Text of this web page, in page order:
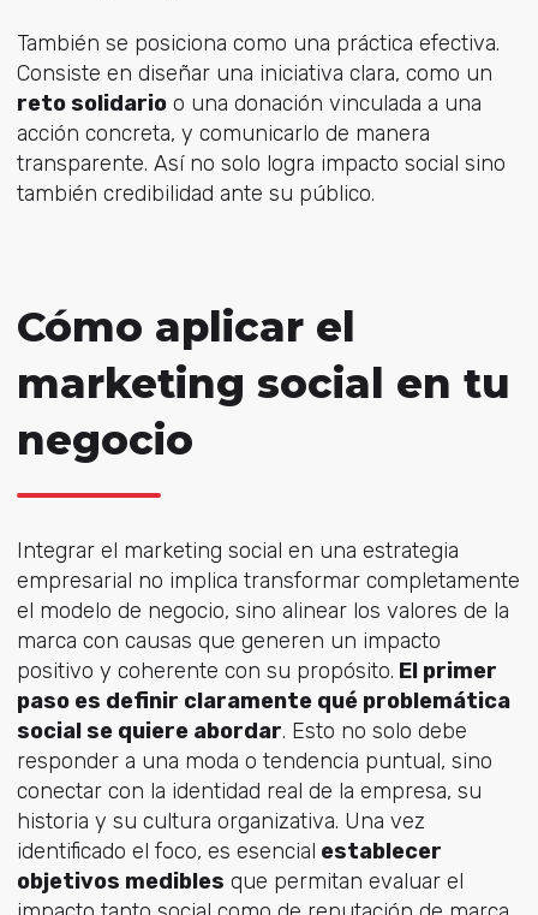
También se posiciona como una práctica efectiva.
Consiste en diseñar una iniciativa clara, como un
reto solidarioo una donación vinculada a una
acción concreta, y comunicarlo de manera
transparente. Así no solo logra impacto social sino
también credibilidad ante su público.
Cómo aplicar el
marketing social en tu
negocio
Integrar el marketing social en una estrategia
empresarial no implica transformar completamente
el modelo de negocio, sino alinear los valores de la
marca con causas que generen un impacto
positivo y coherente con su propósito. El primer
paso es definir claramente qué problemática
social se quiere abordar. Esto no solo debe
responder a una moda o tendencia puntual, sino
conectar con la identidad real de la empresa, su
historia y su cultura organizativa. Una vez
identificado el foco, es esencial establecer
objetivos medibles que permitan evaluar el